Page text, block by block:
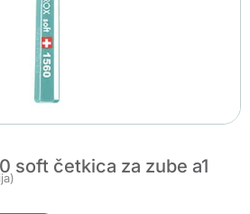
soft četkica za zube a1